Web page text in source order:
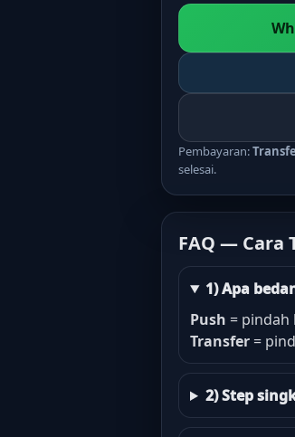
Pembayaran:
selesai.
FAQ — Cara
1) Apa
Push = pindah
Transfer =
2) Step